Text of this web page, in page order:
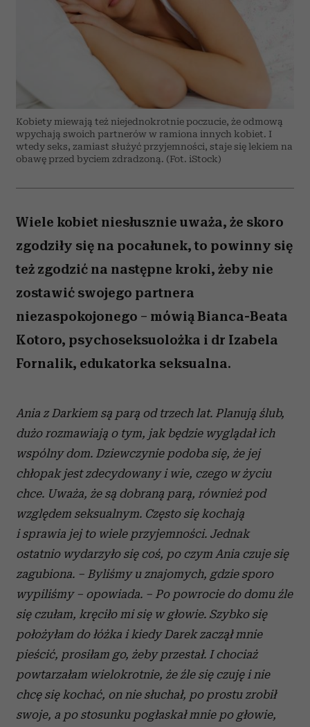
Kobiety miewają też niejednokrotnie poczucie, że odmową
wpychają swoich partnerów w ramiona innych kobiet. I
wtedy seks, zamiast służyć przyjemności, staje się lekiem na
obawę przed byciem zdradzoną. (Fot. iStock)
Wiele kobiet niesłusznie uważa, że skoro
zgodziły się na pocałunek, to powinny się
też zgodzić na następne kroki, żeby nie
zostawić swojego partnera
niezaspokojonego – mówią Bianca-Beata
Kotoro, psychoseksuolożka i dr Izabela
Fornalik, edukatorka seksualna.
Ania z Darkiem są parą od trzech lat. Planują ślub,
dużo rozmawiają o tym, jak będzie wyglądał ich
wspólny dom. Dziewczynie podoba się, że jej
chłopak jest zdecydowany i wie, czego w życiu
chce. Uważa, że są dobraną parą, również pod
względem seksualnym. Często się kochają
i sprawia jej to wiele przyjemności. Jednak
ostatnio wydarzyło się coś, po czym Ania czuje się
zagubiona. – Byliśmy u znajomych, gdzie sporo
wypiliśmy – opowiada. – Po powrocie do domu źle
się czułam, kręciło mi się w głowie. Szybko się
położyłam do łóżka i kiedy Darek zaczął mnie
pieścić, prosiłam go, żeby przestał. I chociaż
powtarzałam wielokrotnie, że źle się czuję i nie
chcę się kochać, on nie słuchał, po prostu zrobił
swoje, a po stosunku pogłaskał mnie po głowie,